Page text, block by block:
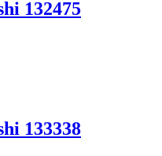
132475
133338